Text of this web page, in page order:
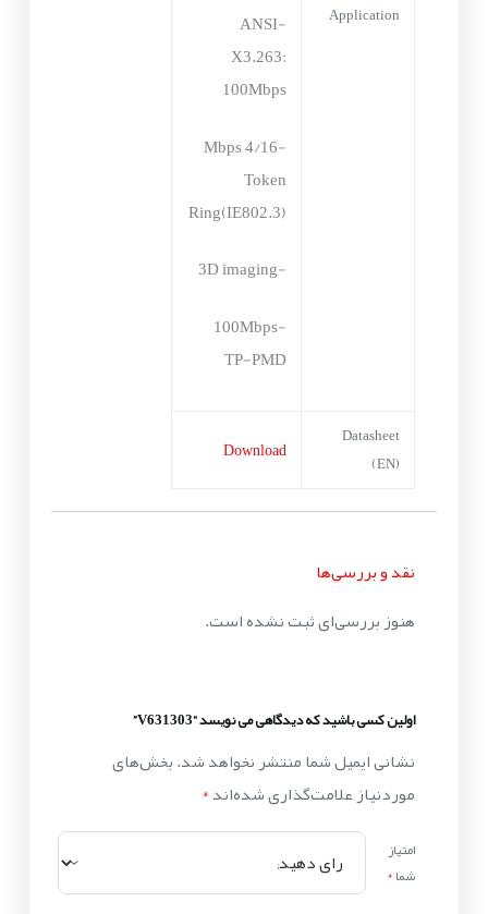
Application
-ANSI
X3.263:
100Mbps
-4/16 Mbps
Token
Ring(IE802.3)
-3D imaging
-100Mbps
TP-PMD
Datasheet
(EN)
Download
نقد و بررسی‌ها
هنوز بررسی‌ای ثبت نشده است.
اولین کسی باشید که دیدگاهی می نویسد “V631303”
نشانی ایمیل شما منتشر نخواهد شد.بخش‌های
موردنیاز علامت‌گذاری شده‌اند*
امتیاز
شما*